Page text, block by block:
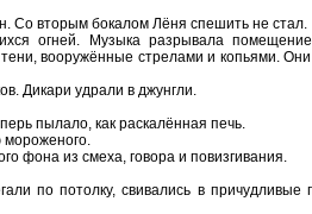
Со вторым бокалом Лёня спешить не стал.
огней. Музыка разрывала
вооружённые стрелами и копьями.
Дикари удрали в джунгли.
пылало, как раскалённая печь.
мороженого.
фона из смеха, говора и повизгивания.
по потолку, свивались в причудливые